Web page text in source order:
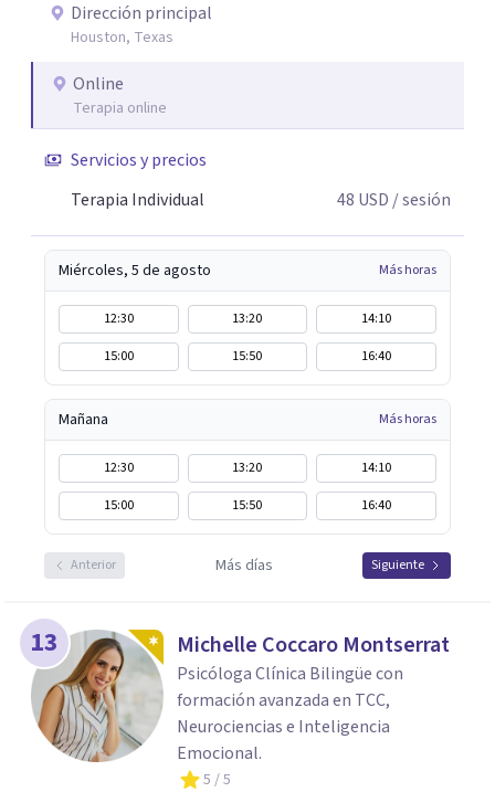
Dirección principal
Houston, Texas
Online
Terapia online
Servicios y precios
Terapia Individual
48 USD / sesión
Miércoles, 5 de agosto Más horas
12:30 13:20
14:10
15:00
15:50 16:40
Mañana Más horas
12:30 13:20
14:10
15:00
15:50 16:40
Anterior Más días Siguiente
13 Michelle Coccaro Montserrat
Psicóloga Clínica Bilingüe con
formación avanzada en TCC,
Neurociencias e Inteligencia
Emocional.
5 / 5